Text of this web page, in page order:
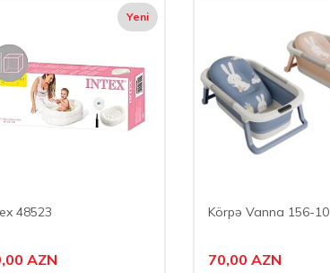
Yeni
48523
AZN
Körpə Vanna 156-10
70,00 AZN